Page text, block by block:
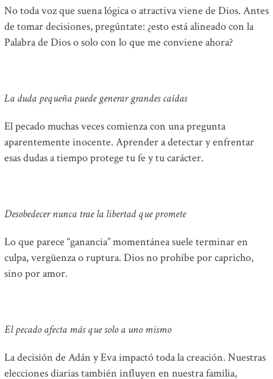
No toda voz que suena lógica o atractiva viene de Dios. Antes
de tomar decisiones, pregúntate: ¿esto está alineado con la
Palabra de Dios o solo con lo que me conviene ahora?
La duda pequeña puede generar grandes caídas
El pecado muchas veces comienza con una pregunta
aparentemente inocente. Aprender a detectar y enfrentar
esas dudas a tiempo protege tu fe y tu carácter.
Desobedecer nunca trae la libertad que promete
Lo que parece “ganancia” momentánea suele terminar en
culpa, vergüenza o ruptura. Dios no prohíbe por capricho,
sino por amor.
El pecado afecta más que solo a uno mismo
La decisión de Adán y Eva impactó toda la creación. Nuestras
elecciones diarias también influyen en nuestra familia,